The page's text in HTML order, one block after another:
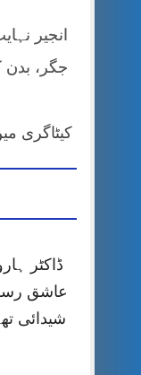
انجیر
جگر، بدن
کیٹاگری
ڈاکٹر
عاشق
شیدائی